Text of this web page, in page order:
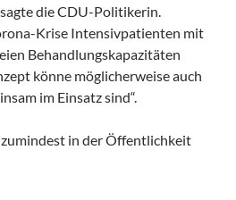
sagte die CDU-Politikerin.
Krise Intensivpatienten mit
Behandlungskapazitäten
könne möglicherweise auch
im Einsatz sind“.
in der Öffentlichkeit